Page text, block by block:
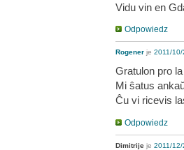
Vidu vin en
Odpowiedz
Rogener je 2011/
Gratulon pro
Mi ŝatus
Ĉu vi ricevis
Odpowiedz
Dimitrije je 2011/